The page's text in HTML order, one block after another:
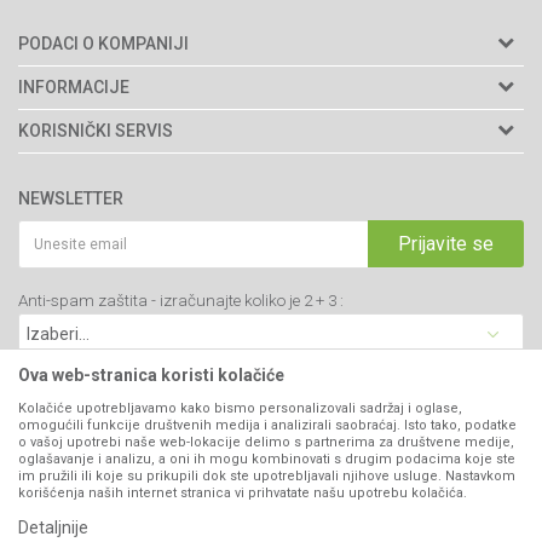
PODACI O KOMPANIJI
Agromarket doo
Adresa: Kraljevačkog bataljona 235/2
34000 Kragujevac, Srbija
webshop@agromarket.rs
PIB: 102135221
Matični broj: 07593252
INFORMACIJE
O nama
Prodavnice
Brendovi
Katalozi
Blog
Najčešća pitanja
KORISNIČKI SERVIS
Politika privatnosti
Kako kupiti
Isporuka
Click & Collect
Načini plaćanja
Plaćanje karticama
Web kredit Raiffeisen banke
Pravo na odustajanje
Reklamacije
NEWSLETTER
Prijavite se
Anti-spam zaštita - izračunajte koliko je 2 + 3 :
VIBER I SMS NEWSLETTER
Prijavite se
PRATITE NAS
Ova web-stranica koristi kolačiće
Kolačiće upotrebljavamo kako bismo personalizovali sadržaj i oglase,
omogućili funkcije društvenih medija i analizirali saobraćaj. Isto tako, podatke
o vašoj upotrebi naše web-lokacije delimo s partnerima za društvene medije,
oglašavanje i analizu, a oni ih mogu kombinovati s drugim podacima koje ste
im pružili ili koje su prikupili dok ste upotrebljavali njihove usluge. Nastavkom
korišćenja naših internet stranica vi prihvatate našu upotrebu kolačića.
Detaljnije